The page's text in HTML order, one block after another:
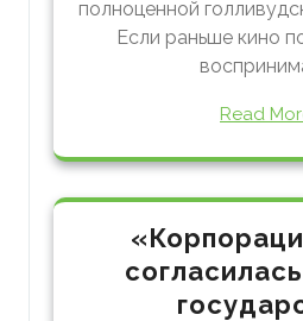
полноценной
Если раньше кино
Read